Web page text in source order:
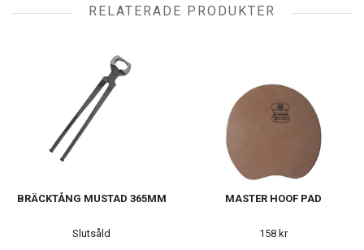
RELATERADE PRODUKTER
BRÄCKTÅNG MUSTAD 365MM
Slutsåld
MASTER HOOF PAD
158 kr